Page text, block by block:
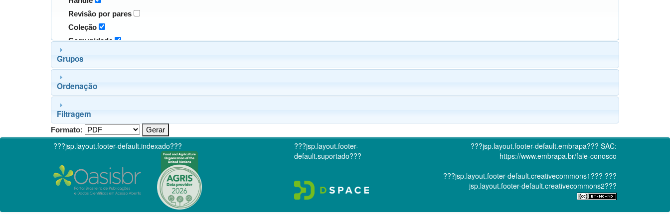
Revisão por pares
Coleção
Comunidade
Grupos
Ordenação
Filtragem
Formato:
???jsp.layout.footer-default.indexado???
???jsp.layout.footer-
default.suportado???
???jsp.layout.footer-default.embrapa??? SAC:
https://www.embrapa.br/fale-conosco
???jsp.layout.footer-default.creativecommons1??? ???
jsp.layout.footer-default.creativecommons2???